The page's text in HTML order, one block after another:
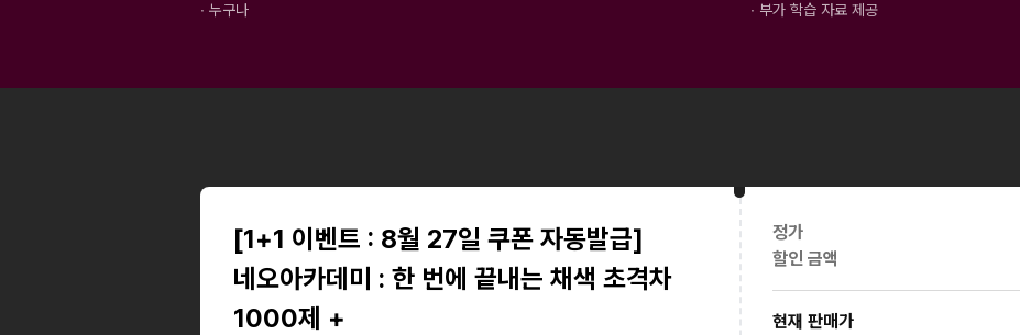
∙ 누구나
∙ 부가 학습 자료 제공
[1+1 이벤트 : 8월 27일 쿠폰 자동발급]
네오아카데미 : 한 번에 끝내는 채색 초격차
1000제 +
정가
할인 금액
현재 판매가